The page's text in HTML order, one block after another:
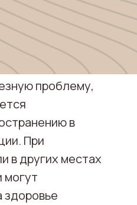
проблему,
в
При
в других местах
могут
здоровье